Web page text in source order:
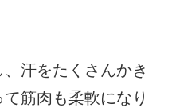
汗をたくさんかき
筋肉も柔軟になり